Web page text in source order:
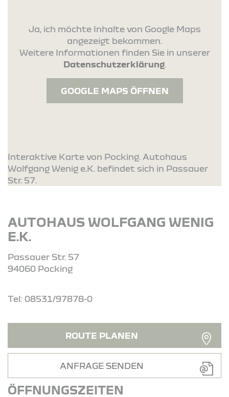
Ja, ich möchte Inhalte von Google Maps
angezeigt bekommen.
Weitere Informationen finden Sie in unserer
Datenschutzerklärung.
GOOGLE MAPS ÖFFNEN
Interaktive Karte von Pocking. Autohaus
Wolfgang Wenig e.K. befindet sich in Passauer
Str. 57.
AUTOHAUS WOLFGANG WENIG
E.K.
Passauer Str. 57
94060 Pocking
Tel: 08531/97878-0
ROUTE PLANEN
ANFRAGE SENDEN
ÖFFNUNGSZEITEN